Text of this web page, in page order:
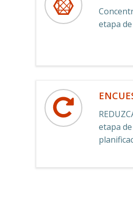
etapa
etapa